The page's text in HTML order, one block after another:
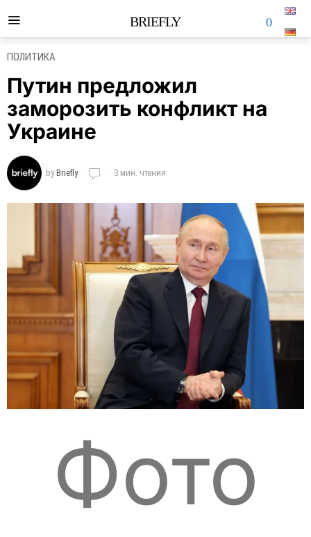
BRIEFLY 0
ПОЛИТИКА
Путин предложил
заморозить конфликт на
Украине
byBriefly 3 мин. чтения
Фото